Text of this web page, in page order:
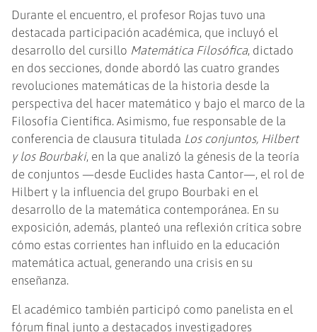
Durante el encuentro, el profesor Rojas tuvo una
destacada participación académica, que incluyó el
desarrollo del cursillo Matemática Filosófica, dictado
en dos secciones, donde abordó las cuatro grandes
revoluciones matemáticas de la historia desde la
perspectiva del hacer matemático y bajo el marco de la
Filosofía Científica. Asimismo, fue responsable de la
conferencia de clausura titulada Los conjuntos, Hilbert
y los Bourbaki, en la que analizó la génesis de la teoría
de conjuntos —desde Euclides hasta Cantor—, el rol de
Hilbert y la influencia del grupo Bourbaki en el
desarrollo de la matemática contemporánea. En su
exposición, además, planteó una reflexión crítica sobre
cómo estas corrientes han influido en la educación
matemática actual, generando una crisis en su
enseñanza.
El académico también participó como panelista en el
fórum final junto a destacados investigadores